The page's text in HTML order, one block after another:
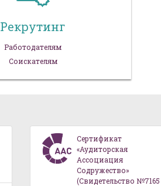
Рекрутинг
Работодателям
Соискателям
Сертификат
«Аудиторская
Ассоциация
Содружество»
(Свидетельство №7165